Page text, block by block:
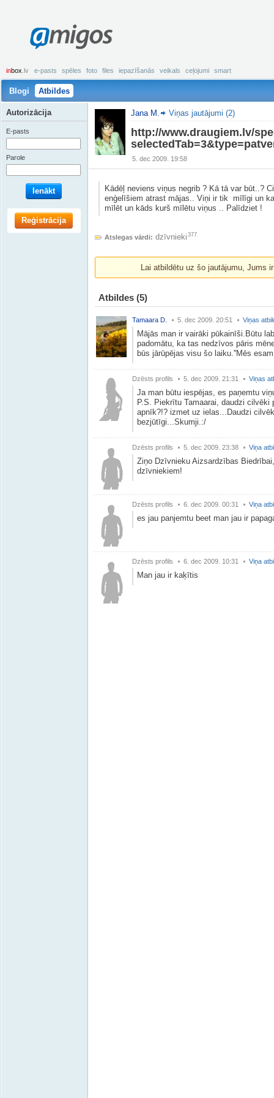
amigos
inbox .lv e-pasts spēles foto files iepazīšanās veikals ceļojumi smart
Blogi Atbildes
Jana M. Viņas jautājumi (2)
http://www.draugiem.lv/
5. dec 2009. 19:58
Kādēļ neviens viņus negrib ? Kā tā var būt..?
enģelīšiem atrast mājas.. Viņi ir tik mīlīgi un
mīlēt un kāds kurš mīlētu viņus .. Palīdziet !
Atslegas vārdi: dzīvnieki 377
Lai atbildētu uz šo jautājumu, Jums
Atbildes (5)
Tamaara D. 5. dec 2009. 20:51 Viņas
Mājās man ir vairāki pūkainīši.Būtu
padomātu, ka tas nedzīvos pāris
būs jārūpējas visu šo laiku.''Mēs
Dzēsts profils 5. dec 2009. 21:31 Viņas
Ja man būtu iespējas, es paņemtu
P.S. Piekrītu Tamaarai, daudzi
apnīk?!? izmet uz ielas...Daudzi
bezjūtīgi...Skumji.:/
Dzēsts profils 5. dec 2009. 23:38 Viņa
Ziņo Dzīvnieku Aizsardzības
dzīvniekiem!
Dzēsts profils 6. dec 2009. 00:31 Viņa
es jau panjemtu beet man jau ir
Dzēsts profils 6. dec 2009. 10:31 Viņa
Man jau ir kaķītis
Autorizācija
E-pasts
Parole
Ienākt
Reģistrācija